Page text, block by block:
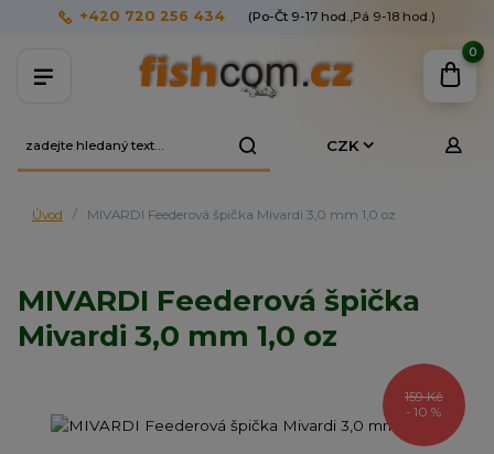
CZK
+420 720 256 434 (Po-Čt 9-17 hod.,Pá 9-18 hod.)
0
Úvod MIVARDI Feederová špička Mivardi 3,0 mm 1,0 oz
MIVARDI Feederová špička
Mivardi 3,0 mm 1,0 oz
159 Kč
- 10 %